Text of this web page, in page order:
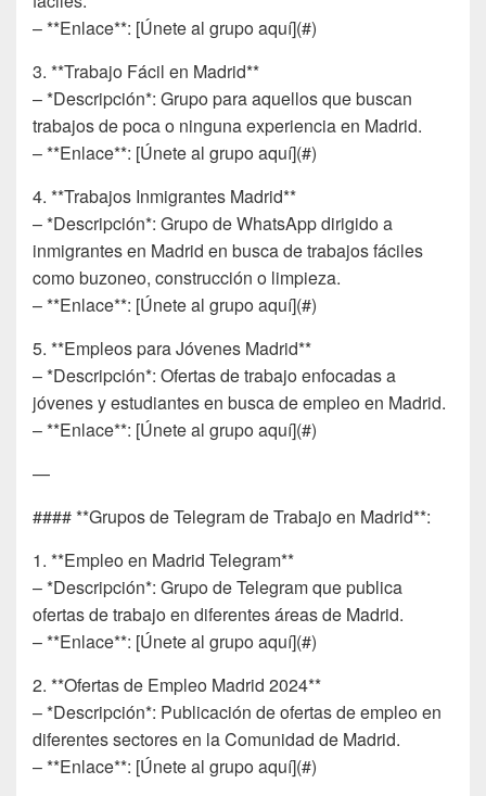
– **Enlace**: [Únete al grupo aquí](#)
3. **Trabajo Fácil en Madrid**
– *Descripción*: Grupo para aquellos que buscan
trabajos de poca o ninguna experiencia en Madrid.
– **Enlace**: [Únete al grupo aquí](#)
4. **Trabajos Inmigrantes Madrid**
– *Descripción*: Grupo de WhatsApp dirigido a
inmigrantes en Madrid en busca de trabajos fáciles
como buzoneo, construcción o limpieza.
– **Enlace**: [Únete al grupo aquí](#)
5. **Empleos para Jóvenes Madrid**
– *Descripción*: Ofertas de trabajo enfocadas a
jóvenes y estudiantes en busca de empleo en Madrid.
– **Enlace**: [Únete al grupo aquí](#)
—
#### **Grupos de Telegram de Trabajo en Madrid**:
1. **Empleo en Madrid Telegram**
– *Descripción*: Grupo de Telegram que publica
ofertas de trabajo en diferentes áreas de Madrid.
– **Enlace**: [Únete al grupo aquí](#)
2. **Ofertas de Empleo Madrid 2024**
– *Descripción*: Publicación de ofertas de empleo en
diferentes sectores en la Comunidad de Madrid.
– **Enlace**: [Únete al grupo aquí](#)